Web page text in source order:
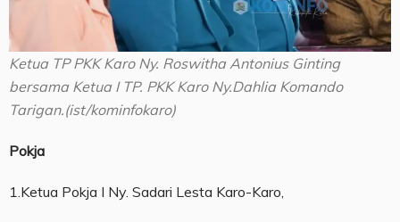
Ketua TP PKK Karo Ny. Roswitha Antonius Ginting
bersama Ketua I TP. PKK Karo Ny.Dahlia Komando
Tarigan.(ist/kominfokaro)
Pokja
1.Ketua Pokja I Ny. Sadari Lesta Karo-Karo,